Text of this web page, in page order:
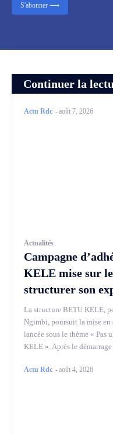
Continuer la
Actu Rdc -août 7, 2026
Actualités
Campagne
KELE mise sur
structurer son
La structure BETU KELE,
Ngimbi, poursuit la mise en
lancée sous le thème « Pas
KELE ». Après le démarrage
Actu Rdc -août 4, 2026
S'abonner ⟶